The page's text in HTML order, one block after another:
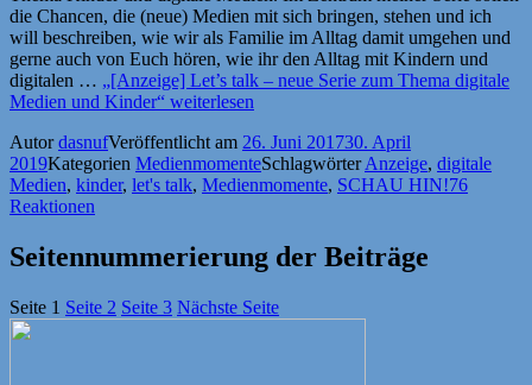
die Chancen, die (neue) Medien mit sich bringen, stehen und ich
will beschreiben, wie wir als Familie im Alltag damit umgehen und
gerne auch von Euch hören, wie ihr den Alltag mit Kindern und
digitalen … „[Anzeige] Let’s talk – neue Serie zum Thema digitale
Medien und Kinder“ weiterlesen
AutordasnufVeröffentlicht am 26. Juni 201730. April
2019Kategorien MedienmomenteSchlagwörterAnzeige, digitale
Medien, kinder, let's talk, Medienmomente, SCHAU HIN!76
Reaktionen
Seitennummerierung der Beiträge
Seite 1 Seite 2 Seite 3 Nächste Seite